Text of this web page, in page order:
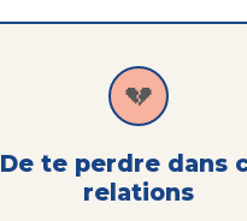
💔
De te perdre dans
relations